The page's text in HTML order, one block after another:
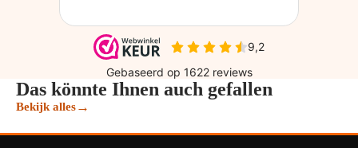
Das könnte Ihnen auch gefallen
Bekijk alles→